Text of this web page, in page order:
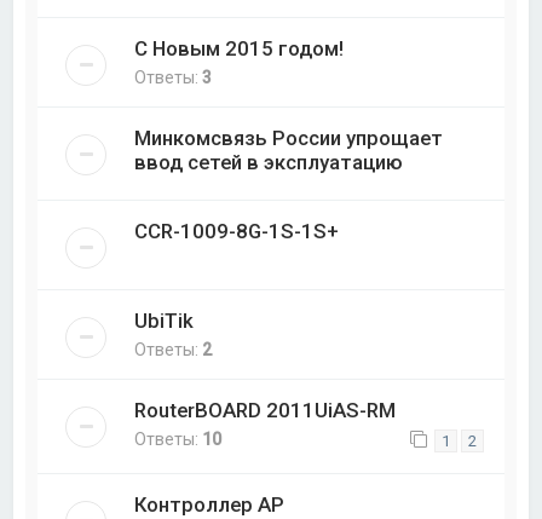
С Новым 2015 годом!
Ответы:3
Минкомсвязь России упрощает
ввод сетей в эксплуатацию
CCR-1009-8G-1S-1S+
UbiTik
Ответы: 2
RouterBOARD 2011UiAS-RM
Ответы: 10 1 2
Контроллер AP